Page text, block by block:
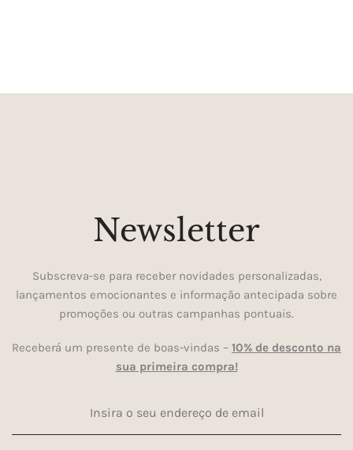
Newsletter
Subscreva-se para receber novidades personalizadas,
lançamentos emocionantes e informação antecipada sobre
promoções ou outras campanhas pontuais.
Receberá um presente de boas-vindas – 10% de desconto na
sua primeira compra!